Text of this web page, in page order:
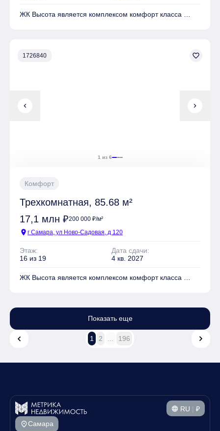
ЖК Высота является комплексом комфорт класса
chevron_left chevron_right
1 из 6
1726840 favorite_border
Комфорт
Трехкомнатная, 85.68 м²
17,1 млн ₽200 000 ₽/м²
location_on г Самара, ул Ново-Садовая, д 120
Этаж:
16 из 19
Дата сдачи:
4 кв. 2027
ЖК Высота является комплексом комфорт класса
площадки, Спортивные площадки, Места для отдыха
Имеется Подземная парковка
Показать еще
1 2 ... 196
RU | ₽
Самара